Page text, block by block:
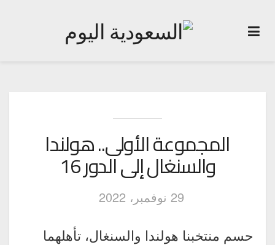
المجموعة الأولى.. هولندا
والسنغال إلى الدور 16
29 نوفمبر، 2022
حسم منتخبنا هولندا والسنغال، تأهلهما